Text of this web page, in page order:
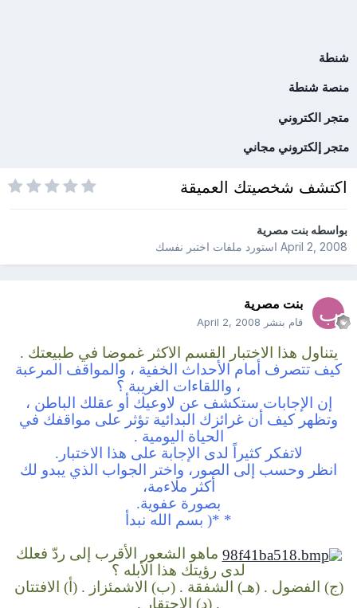
شنطة
منصة شنطة
متجر الكتروني
متجر إلكتروني مجاني
اكتشف شخصيتك العميقة
بواسطهبنت مصرية
April 2, 2008استورد ملفات اختبر نفسك
بنت مصرية
قام بنشر April 2, 2008
يتناول هذا الاختبار القسم الأكثر غموضاً في طبيعتك .
كيف تتصرف أمام الأحداث الخفية ، والمواقف المرعبة
، واللقاءات الغريبة ؟
إن الإجابات ستكشف عن لاوعيك أو عقلك الباطن ،
وتظهر كيف أن غرائزك البدائية تؤثر على مواقفك في
الحياة اليومية .
لاتفكر كثيراً لدى الإجابة على هذا الاختبار.
انظر وحسب إلى الصور، واختر الجواب الذي يبدو لك
أكثر ملاءمة،
بصورة عفوية.
* *( بسم الله نبدأ
ماهو الشعور الأقرب إلى ردّ فعلك
لدى رؤيتك هذا الأبله ؟
(ج) الفضول . (هـ) الشفقة . (ب) الاشمئزاز . (أ) الافتتان
. (د) الاحتقار .